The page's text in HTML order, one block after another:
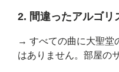
2. 間違ったアルゴリ
→ すべての曲に大聖堂
はありません。部屋の